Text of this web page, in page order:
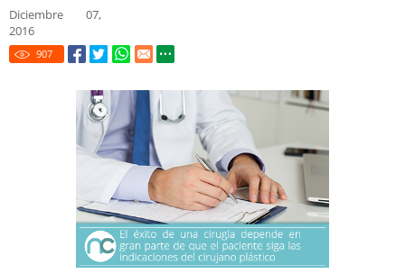
Diciembre 07,
2016
907